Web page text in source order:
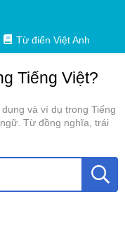
Từ điển Việt Anh
Tiếng Việt?
và ví dụ trong Tiếng
Từ đồng nghĩa, trái